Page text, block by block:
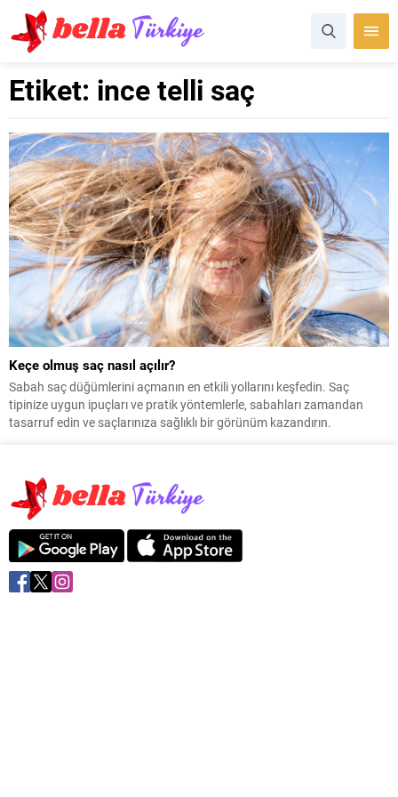
Etiket: ince telli saç
Keçe olmuş saç nasıl açılır?
Sabah saç düğümlerini açmanın en etkili yollarını keşfedin. Saç
tipinize uygun ipuçları ve pratik yöntemlerle, sabahları zamandan
tasarruf edin ve saçlarınıza sağlıklı bir görünüm kazandırın.